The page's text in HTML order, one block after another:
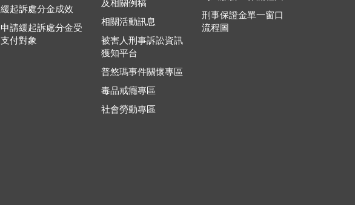
緩起訴處分金成效
申請緩起訴處分金受
支付對象
及相關例稿
相關活動訊息
被害人刑事訴訟資訊
獲知平台
普悠瑪事件關懷專區
毒品戒癮專區
社會勞動專區
刑事保證金單一窗口
流程圖